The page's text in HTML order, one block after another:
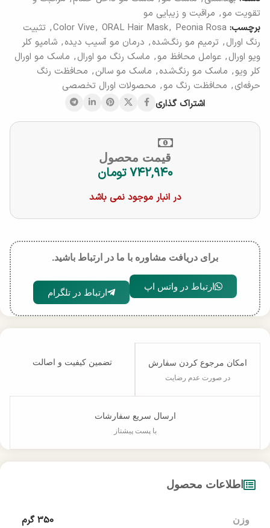
تقویت مو, مراقبت و زیبایی مو
برچسب:
Color Vive, ORAL Hair Mask, Peonia Rosa
, تثبیت
رنگ اورال, ترمیم مو رنگ‌شده, درمان مو آسیب دیده, شامپو کلر
ویو اورال, عوامل محافظ مو, ماسک رنگ مو اورال, ماسک مو اورال
کلر ویو, ماسک مو رنگ‌شده, ماسک مو سالن, محافظت رنگ
حرفه‌ای, محافظت رنگ مو, محصولات اورال تخصصی
اشتراک گذاری
قیمت محصول
۷۴۲,۹۴۰ تومان
در انبار موجود نمی باشد
برای دریافت مشاوره با ما در ارتباط باشید.
ارتباط در واتس اپ
ارتباط در تلگرام
امکان مرجوع کردن سفارش
در صورت عدم رضایت
تضمین کیفیت و اصالت
ارسال سریع سفارشات
با پست پیشتاز
اطلاعات محصول
وزن 350 گرم